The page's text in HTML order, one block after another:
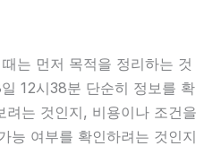
는 먼저 목적을 정리하는 것
12시38분 단순히 정보를 확
려는 것인지, 비용이나 조건을
능 여부를 확인하려는 것인지